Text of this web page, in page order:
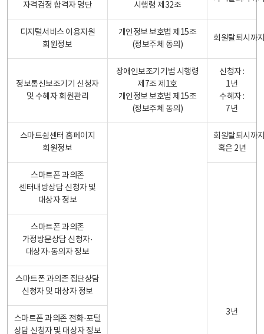
자격검정 합격자 명단
시행령 제32조
디지털서비스 이용지원
회원정보
개인정보 보호법 제15조
(정보주체 동의)
회원탈퇴시까
정보통신보조기기 신청자
및 수혜자 회원관리
장애인보조기기법 시행령
제7조 제1호
개인정보 보호법 제15조
(정보주체 동의)
신청자 :
1년
수혜자 :
7년
스마트쉼센터 홈페이지
회원정보
회원탈퇴시까
혹은 2년
스마트폰 과의존
센터내방상담 신청자 및
대상자 정보
3년
스마트폰 과의존
가정방문상담 신청자·
대상자·동의자 정보
스마트폰 과의존 집단상담
신청자 및 대상자 정보
스마트폰 과의존 전화·포털
상담 신청자 및 대상자 정보